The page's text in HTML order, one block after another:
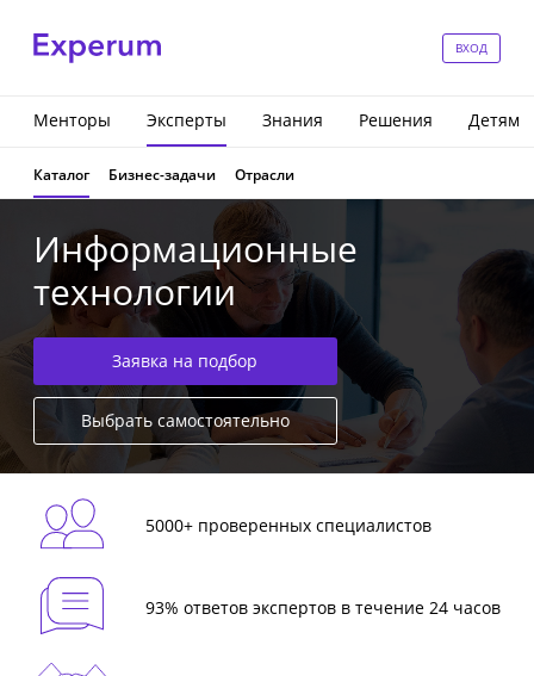
ВХОД
Менторы Эксперты Знания Решения Детям
Каталог Бизнес-задачи Отрасли
Информационные
технологии
Заявка на подбор
Выбрать самостоятельно
5000+ проверенных специалистов
93% ответов экспертов в течение 24 часов